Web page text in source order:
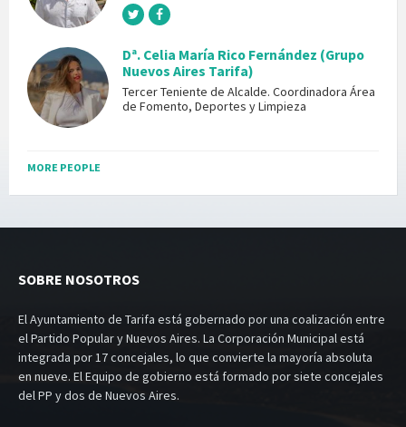
Dª. Celia María Rico Fernández (Grupo
Nuevos Aires Tarifa)
Tercer Teniente de Alcalde. Coordinadora Área
de Fomento, Deportes y Limpieza
MORE PEOPLE
SOBRE NOSOTROS
El Ayuntamiento de Tarifa está gobernado por una coalización entre
el Partido Popular y Nuevos Aires. La Corporación Municipal está
integrada por 17 concejales, lo que convierte la mayoría absoluta
en nueve. El Equipo de gobierno está formado por siete concejales
del PP y dos de Nuevos Aires.